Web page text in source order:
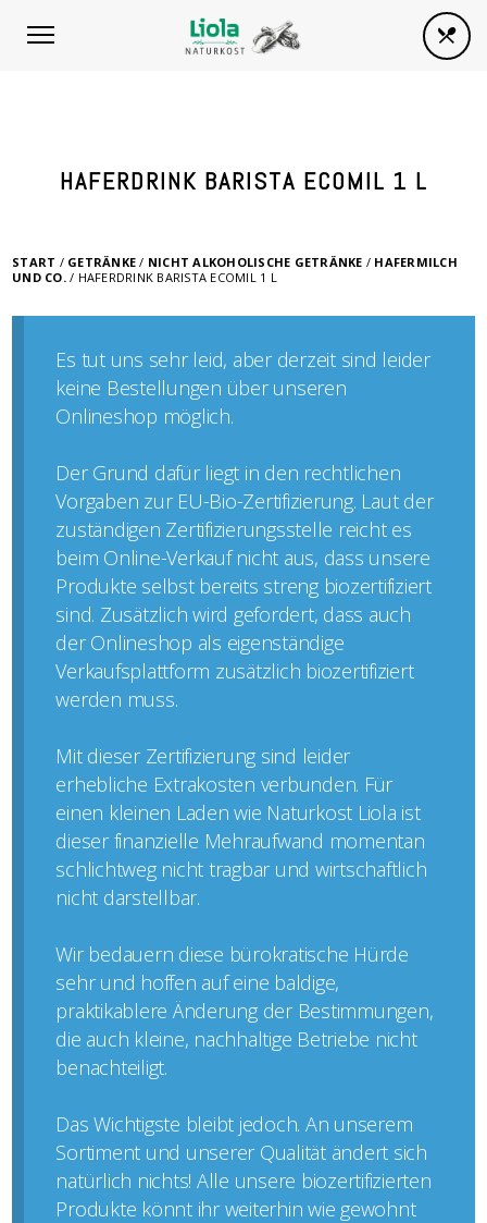
HAFERDRINK BARISTA ECOMIL 1 L
START / GETRÄNKE / NICHT ALKOHOLISCHE GETRÄNKE / HAFERMILCH
UND CO./ HAFERDRINK BARISTA ECOMIL 1 L
Es tut uns sehr leid, aber derzeit sind leider
keine Bestellungen über unseren
Onlineshop möglich.
Der Grund dafür liegt in den rechtlichen
Vorgaben zur EU-Bio-Zertifizierung. Laut der
zuständigen Zertifizierungsstelle reicht es
beim Online-Verkauf nicht aus, dass unsere
Produkte selbst bereits streng biozertifiziert
sind. Zusätzlich wird gefordert, dass auch
der Onlineshop als eigenständige
Verkaufsplattform zusätzlich biozertifiziert
werden muss.
Mit dieser Zertifizierung sind leider
erhebliche Extrakosten verbunden. Für
einen kleinen Laden wie Naturkost Liola ist
dieser finanzielle Mehraufwand momentan
schlichtweg nicht tragbar und wirtschaftlich
nicht darstellbar.
Wir bedauern diese bürokratische Hürde
sehr und hoffen auf eine baldige,
praktikablere Änderung der Bestimmungen,
die auch kleine, nachhaltige Betriebe nicht
benachteiligt.
Das Wichtigste bleibt jedoch. An unserem
Sortiment und unserer Qualität ändert sich
natürlich nichts! Alle unsere biozertifizierten
Produkte könnt ihr weiterhin wie gewohnt